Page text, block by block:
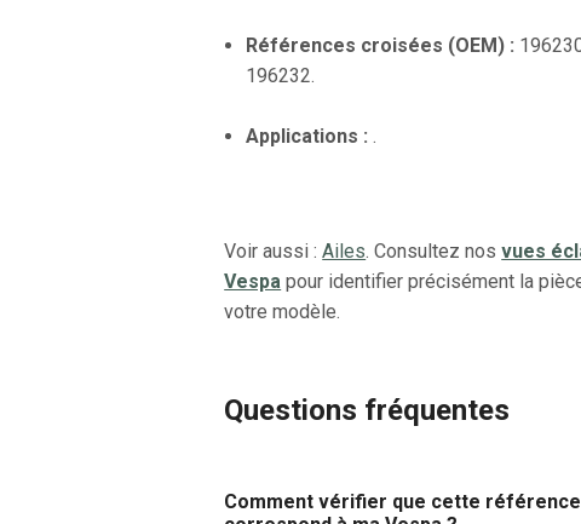
Références croisées (OEM) :
196232.
Applications : .
Voir aussi :Ailes. Consultez nosvues
Vespa pour identifier précisément la
votre modèle.
Questions fréquentes
Comment vérifier que cette référence